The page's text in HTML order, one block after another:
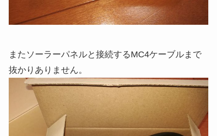
またソーラーパネルと接続するMC4ケーブルまで
抜かりありません。